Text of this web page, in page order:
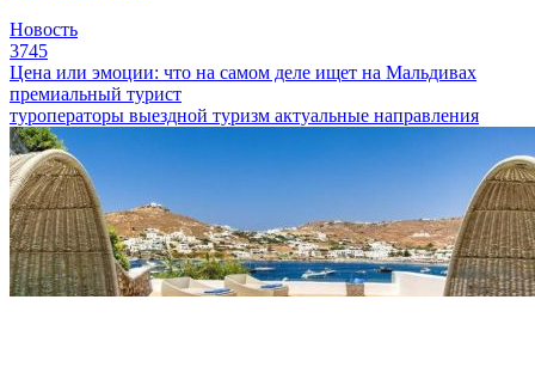
Новость
3745
Цена или эмоции: что на самом деле ищет на Мальдивах
премиальный турист
туроператоры выездной туризм актуальные направления